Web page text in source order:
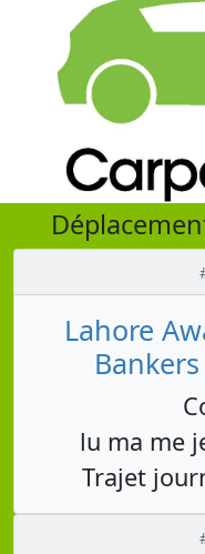
Lahore
lu ma me
Trajet